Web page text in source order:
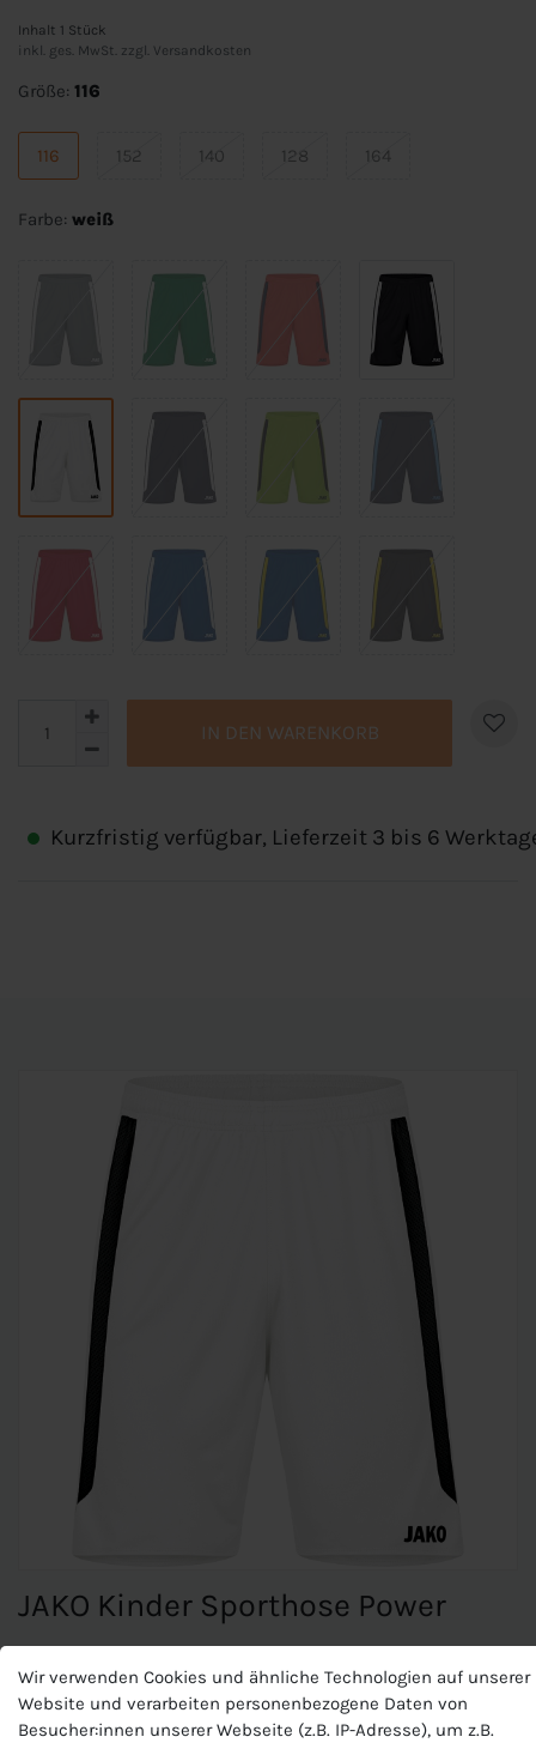
Inhalt 1 Stück
inkl. ges. MwSt. zzgl.
Versandkosten
Größe: 116
116 152 140 128 164
Farbe: weiß
IN DEN WARENKORB
Kurzfristig verfügbar, Lieferzeit 3 bis 6
JAKO Kinder Sporthose Power
JAKO Kinder Sporthose Power
Microfeine Fasern transportieren Feuchtigkeit unmittelbar
Wir verwenden Cookies und ähnliche Technologien auf unserer
Website und verarbeiten personenbezogene Daten von
Besucher:innen unserer Webseite (z.B. IP-Adresse), um z.B.